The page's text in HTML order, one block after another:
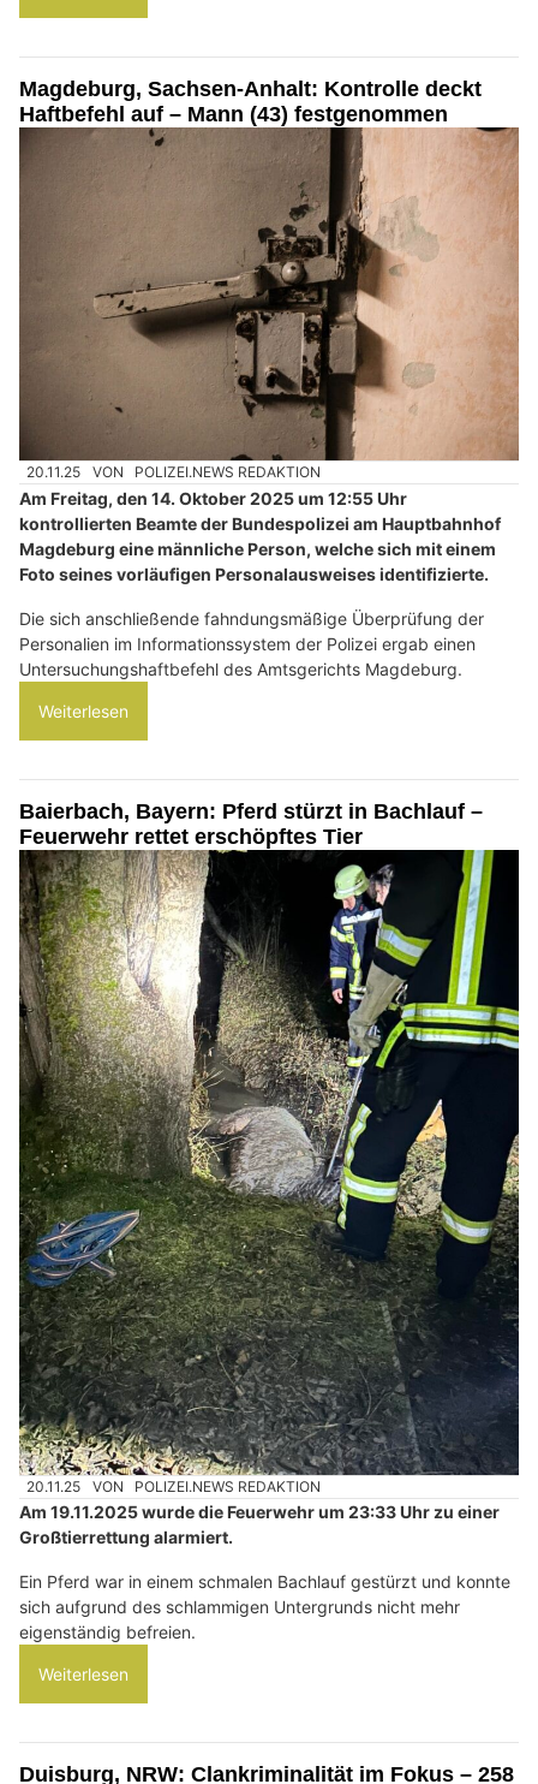
Magdeburg, Sachsen-Anhalt: Kontrolle deckt
Haftbefehl auf – Mann (43) festgenommen
20.11.25 VON POLIZEI.NEWS REDAKTION
Am Freitag, den 14. Oktober 2025 um 12:55 Uhr
kontrollierten Beamte der Bundespolizei am Hauptbahnhof
Magdeburg eine männliche Person, welche sich mit einem
Foto seines vorläufigen Personalausweises identifizierte.
Die sich anschließende fahndungsmäßige Überprüfung der
Personalien im Informationssystem der Polizei ergab einen
Untersuchungshaftbefehl des Amtsgerichts Magdeburg.
Weiterlesen
Baierbach, Bayern: Pferd stürzt in Bachlauf –
Feuerwehr rettet erschöpftes Tier
20.11.25 VON POLIZEI.NEWS REDAKTION
Am 19.11.2025 wurde die Feuerwehr um 23:33 Uhr zu einer
Großtierrettung alarmiert.
Ein Pferd war in einem schmalen Bachlauf gestürzt und konnte
sich aufgrund des schlammigen Untergrunds nicht mehr
eigenständig befreien.
Weiterlesen
Duisburg, NRW: Clankriminalität im Fokus – 258